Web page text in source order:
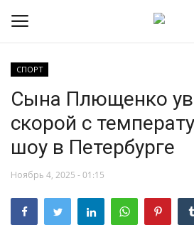
НОВОСТИ
RSS – экспорт новостей
РОССИЯ
МИР
СПОРТ
Сына Плющенко
скорой с
шоу в Петербурге
Ноябрь 4, 2025 - 01:15